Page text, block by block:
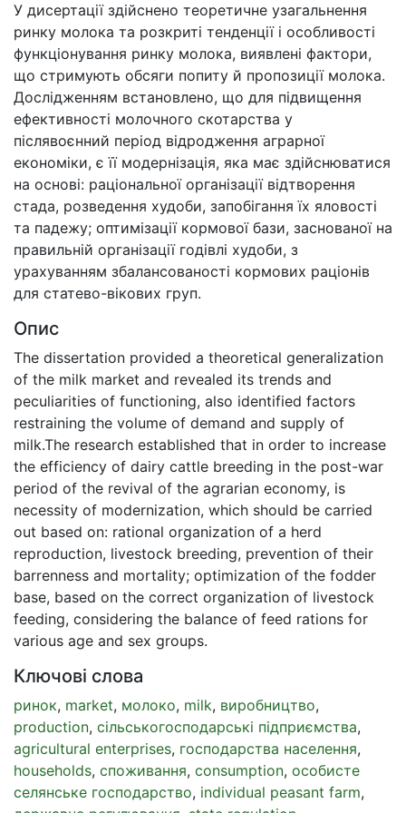
У дисертації здійснено теоретичне узагальнення
ринку молока та розкриті тенденції і особливості
функціонування ринку молока, виявлені фактори,
що стримують обсяги попиту й пропозиції молока.
Дослідженням встановлено, що для підвищення
ефективності молочного скотарства у
післявоєнний період відродження аграрної
економіки, є її модернізація, яка має здійснюватися
на основі: раціональної організації відтворення
стада, розведення худоби, запобігання їх яловості
та падежу; оптимізації кормової бази, заснованої на
правильній організації годівлі худоби, з
урахуванням збалансованості кормових раціонів
для статево-вікових груп.
Опис
The dissertation provided a theoretical generalization
of the milk market and revealed its trends and
peculiarities of functioning, also identified factors
restraining the volume of demand and supply of
milk.The research established that in order to increase
the efficiency of dairy cattle breeding in the post-war
period of the revival of the agrarian economy, is
necessity of modernization, which should be carried
out based on: rational organization of a herd
reproduction, livestock breeding, prevention of their
barrenness and mortality; optimization of the fodder
base, based on the correct organization of livestock
feeding, considering the balance of feed rations for
various age and sex groups.
Ключові слова
ринок, market, молоко, milk, виробництво,
production, сільськогосподарські підприємства,
agricultural enterprises, господарства населення,
households, споживання, consumption, особисте
селянське господарство, individual peasant farm,